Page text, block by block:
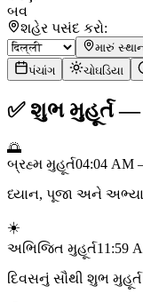
બવ
શહેર પસંદ કરો:
મારું
પંચાંગ ચોઘડિયા
✅ શુભ મુહૂર્ત—
🌅
બ્રહ્મ મુહૂર્ત04:04 AM
ધ્યાન, પૂજા અને
☀️
અભિજિત મુહૂર્ત11:59
દિવસનું સૌથી શુભ